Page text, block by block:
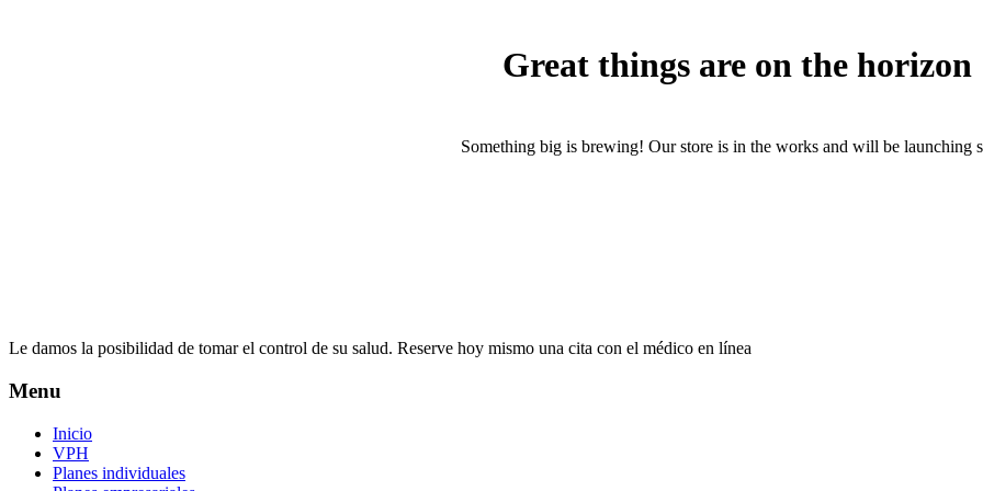
Great things are on the horizon
Something big is brewing! Our store is in the works and will be launching
Le damos la posibilidad de tomar el control de su salud. Reserve hoy mismo una cita con el médico en línea
Menu
Inicio
VPH
Planes individuales